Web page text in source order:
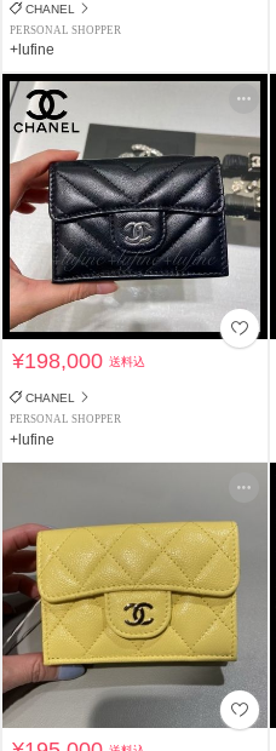
CHANEL
PERSONAL SHOPPER
+lufine
¥198,000送料込
CHANEL
PERSONAL SHOPPER
+lufine